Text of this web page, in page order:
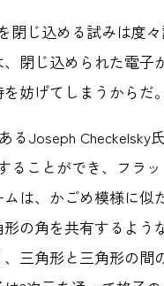
閉じ込める試みは度
閉じ込められた電
妨げてしまうからだ。
るJoseph
ることができ、フラ
は、かごめ模様に
の角を共有するよ
三角形と三角形の